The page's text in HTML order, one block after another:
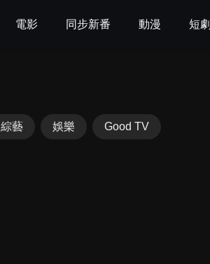
電影 同步新番 動漫 短劇
綜藝 娛樂 Good TV